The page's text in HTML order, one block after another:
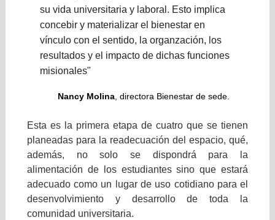
su vida universitaria y laboral. Esto implica
concebir y materializar el bienestar en
vínculo con el sentido, la organzación, los
resultados y el impacto de dichas funciones
misionales"
Nancy Molina , directora Bienestar de sede.
Esta es la primera etapa de cuatro que se tienen
planeadas para la readecuación del espacio, qué,
además, no solo se dispondrá para la
alimentación de los estudiantes sino que estará
adecuado como un lugar de uso cotidiano para el
desenvolvimiento y desarrollo de toda la
comunidad universitaria.